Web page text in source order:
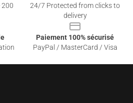
200
24/7 Protected from clicks to
delivery
Paiement 100% sécurisé
PayPal / MasterCard / Visa